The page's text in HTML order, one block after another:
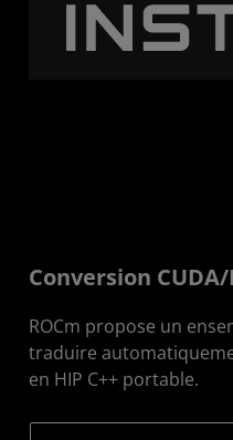
Conversion
ROCm propose un
traduire
en HIP C++ portable.